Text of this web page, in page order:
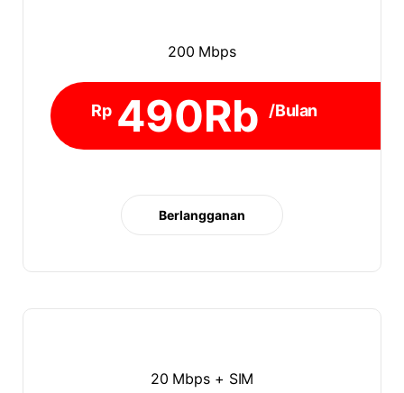
200 Mbps
Rp 490Rb /Bulan
Berlangganan
20 Mbps + SIM